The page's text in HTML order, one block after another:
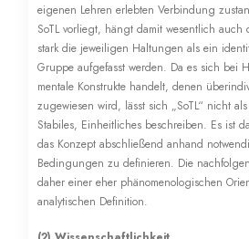
eigenen Lehren erlebten Verbindung
SoTL vorliegt, hängt damit wesentlich auch
stark die jeweiligen Haltungen als ein
Gruppe aufgefasst werden. Da es sich bei
mentale Konstrukte handelt, denen
zugewiesen wird, lässt sich „SoTL“ nicht
Stabiles, Einheitliches beschreiben. Es ist
das Konzept abschließend anhand
Bedingungen zu definieren. Die
daher einer eher phänomenologischen
analytischen Definition.